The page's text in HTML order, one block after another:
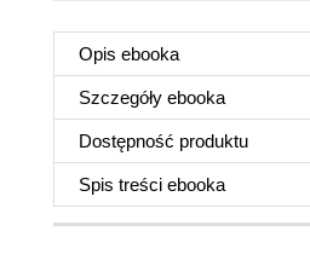
Opis ebooka
Szczegóły ebooka
Dostępność produktu
Spis treści ebooka